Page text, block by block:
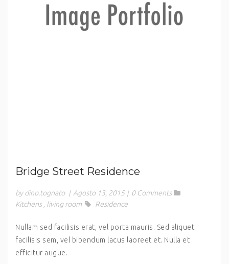
Bridge Street Residence
by dino.tognato | Agosto 13, 2015 | 0 Comments
Kitchens
living room Residence
Nullam sed facilisis erat, vel porta mauris. Sed aliquet
facilisis sem, vel bibendum lacus laoreet et. Nulla et
efficitur augue.